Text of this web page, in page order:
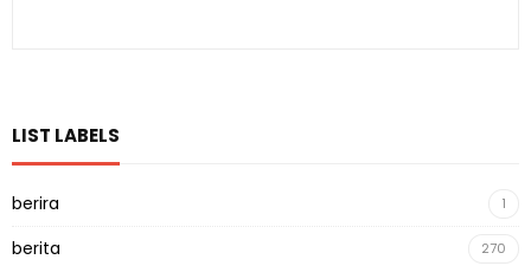
LIST LABELS
berira 1
berita 270